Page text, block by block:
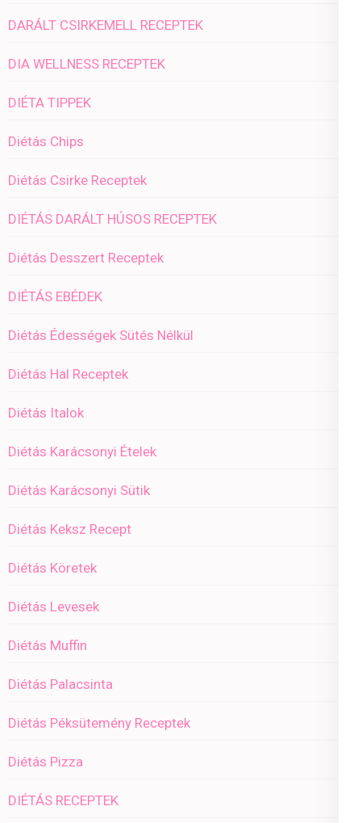
DARÁLT CSIRKEMELL RECEPTEK
DIA WELLNESS RECEPTEK
DIÉTA TIPPEK
Diétás Chips
Diétás Csirke Receptek
DIÉTÁS DARÁLT HÚSOS RECEPTEK
Diétás Desszert Receptek
DIÉTÁS EBÉDEK
Diétás Édességek Sütés Nélkül
Diétás Hal Receptek
Diétás Italok
Diétás Karácsonyi Ételek
Diétás Karácsonyi Sütik
Diétás Keksz Recept
Diétás Köretek
Diétás Levesek
Diétás Muffin
Diétás Palacsinta
Diétás Péksütemény Receptek
Diétás Pizza
DIÉTÁS RECEPTEK